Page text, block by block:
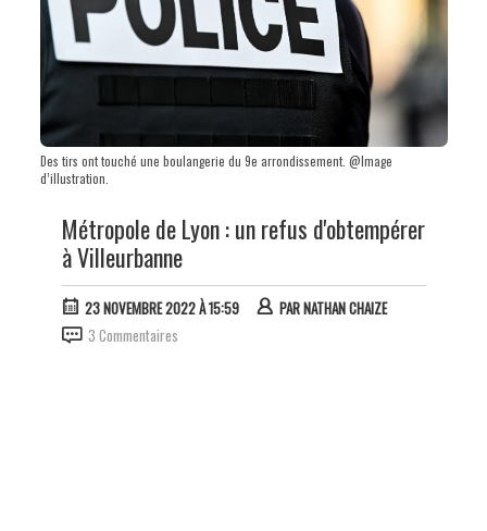
Des tirs ont touché une boulangerie du 9e arrondissement. @Image
d’illustration.
Métropole de Lyon : un refus d'obtempérer
à Villeurbanne
23 NOVEMBRE 2022 À 15:59 PARNATHAN CHAIZE
3 Commentaires